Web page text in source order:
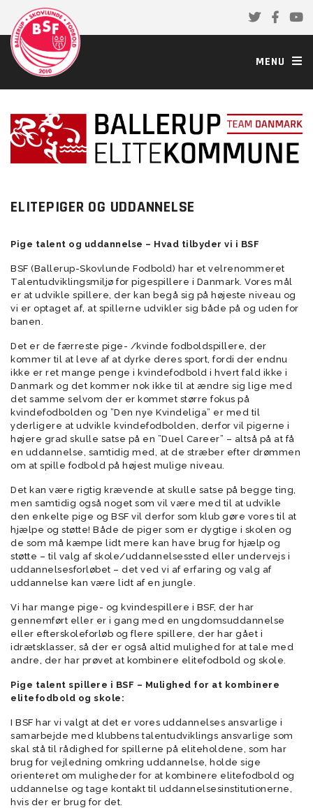
MENU
ELITEPIGER OG UDDANNELSE
Pige talent og uddannelse – Hvad tilbyder vi i BSF
BSF (Ballerup-Skovlunde Fodbold) har et velrenommeret
Talentudviklingsmiljø for pigespillere i Danmark. Vores mål
er at udvikle spillere, der kan begå sig på højeste niveau og
vi er optaget af, at spillerne udvikler sig både på og uden for
banen.
Det er de færreste pige- /kvinde fodboldspillere, der
kommer til at leve af at dyrke deres sport, fordi der endnu
ikke er ret mange penge i kvindefodbold i hvert fald ikke i
Danmark og det kommer nok ikke til at ændre sig lige med
det samme selvom der er kommet større fokus på
kvindefodbolden og ”Den nye Kvindeliga” er med til
yderligere at udvikle kvindefodbolden, derfor vil pigerne i
højere grad skulle satse på en ”Duel Career” – altså på at få
en uddannelse, samtidig med, at de stræber efter drømmen
om at spille fodbold på højest mulige niveau.
Det kan være rigtig krævende at skulle satse på begge ting,
men samtidig også noget som vil være med til at udvikle
den enkelte pige og BSF vil derfor som klub gøre vores til at
hjælpe og støtte! Både de piger som er dygtige i skolen og
de som må kæmpe lidt mere kan have brug for hjælp og
støtte – til valg af skole/uddannelsessted eller undervejs i
uddannelsesforløbet – det ved vi af erfaring og valg af
uddannelse kan være lidt af en jungle.
Vi har mange pige- og kvindespillere i BSF, der har
gennemført eller er i gang med en ungdomsuddannelse
eller efterskoleforløb og flere spillere, der har gået i
idrætsklasser, så der er også altid mulighed for at tale med
andre, der har prøvet at kombinere elitefodbold og skole.
Pige talent spillere i BSF – Mulighed for at kombinere
elitefodbold og skole:
I BSF har vi valgt at det er vores uddannelses ansvarlige i
samarbejde med klubbens talentudviklings ansvarlige som
skal stå til rådighed for spillerne på eliteholdene, som har
brug for vejledning omkring uddannelse, holde sige
orienteret om muligheder for at kombinere elitefodbold og
uddannelse og tage kontakt til uddannelsesinstitutionerne,
hvis der er brug for det.